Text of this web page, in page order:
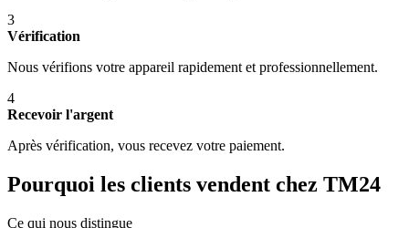
3
Vérification
Nous vérifions votre appareil rapidement et professionnellement.
4
Recevoir l'argent
Après vérification, vous recevez votre paiement.
Pourquoi les clients vendent chez TM24
Ce qui nous distingue